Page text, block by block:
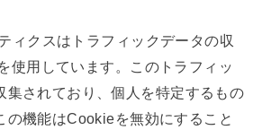
ィクスはトラフィックデータの収
使用しています。このトラフィッ
集されており、個人を特定するもの
の機能はCookieを無効にすること